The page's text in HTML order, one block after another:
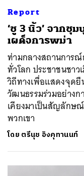
Report
‘ชู 3 นิ้ว’ จาก
เผด็จการพม่า
ท่ามกลางสถานการณ์
ทั่วโลก ประชาชนชา
วิถีทางเพื่อแสดงจุดยื
วัฒนธรรมร่วมอย่างก
เคียงมาเป็นสัญลักษ
พวกเขา
โดย ตรีนุช อิงคุทานนท์